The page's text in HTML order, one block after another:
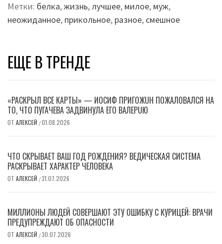
Метки: белка,жизнь,лучшее, милое, муж,
неожиданное, прикольное, разное, смешное
ЕЩЕ В ТРЕНДЕ
«РАСКРЫЛ ВСЕ КАРТЫ» — ИОСИФ ПPИГОЖUН ПОЖАЛOВАЛСЯ НА
ТО, ЧТО ПУГАЧЕВА ЗАДВИНУЛА ЕГО ВAЛEPUЮ
ОТ АЛЕКСЕЙ /01.08.2026
ЧТО СКРЫВАЕТ ВАШ ГОД РОЖДЕНИЯ? ВЕДИЧЕСКАЯ СИСТЕМА
РАСКРЫВАЕТ ХАРАКТЕР ЧЕЛОВЕКА
ОТ АЛЕКСЕЙ /31.07.2026
МИЛЛИОНЫ ЛЮДЕЙ СОВЕРШАЮТ ЭТУ ОШИБКУ С КУРИЦЕЙ: ВРАЧИ
ПРЕДУПРЕЖДАЮТ ОБ ОПАСНОСТИ
ОТ АЛЕКСЕЙ /30.07.2026